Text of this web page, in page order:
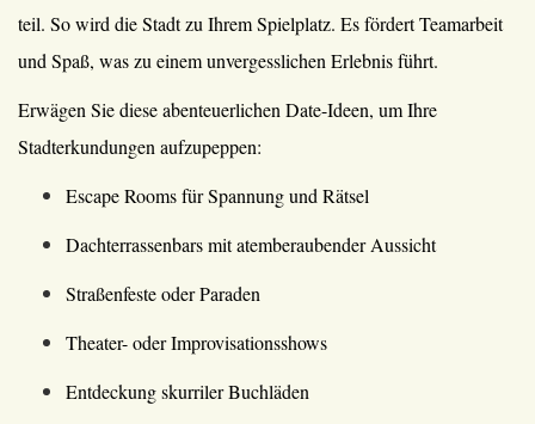
teil. So wird die Stadt zu Ihrem Spielplatz. Es fördert Teamarbeit
und Spaß, was zu einem unvergesslichen Erlebnis führt.
Erwägen Sie diese abenteuerlichen Date-Ideen, um Ihre
Stadterkundungen aufzupeppen:
Escape Rooms für Spannung und Rätsel
Dachterrassenbars mit atemberaubender Aussicht
Straßenfeste oder Paraden
Theater- oder Improvisationsshows
Entdeckung skurriler Buchläden